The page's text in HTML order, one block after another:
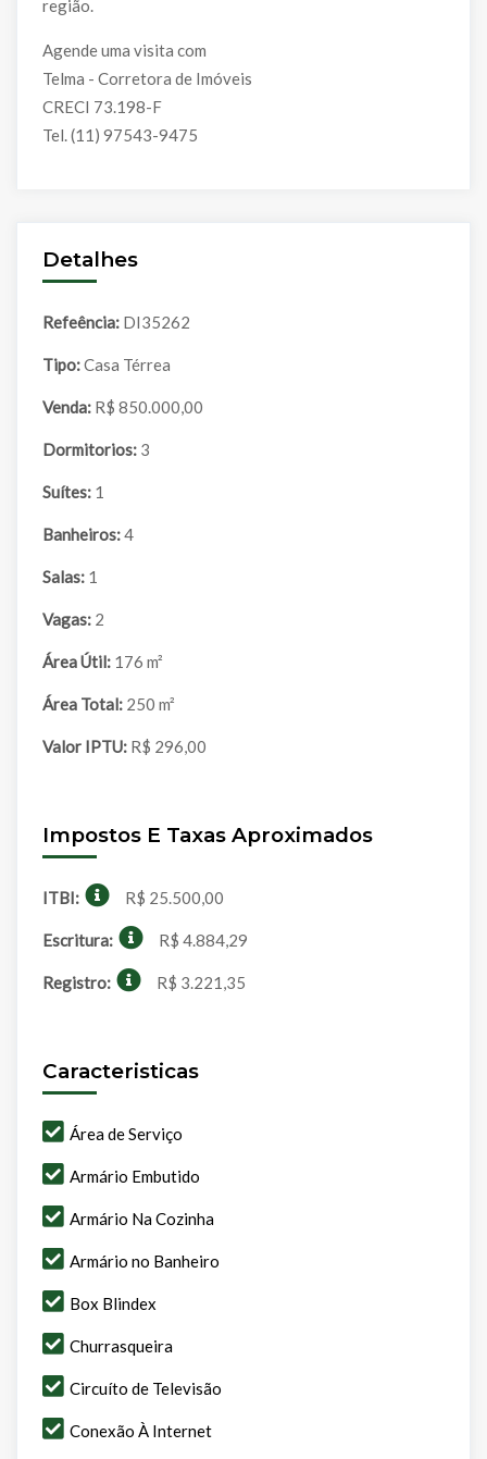
região.
Agende uma visita com
Telma - Corretora de Imóveis
CRECI 73.198-F
Tel. (11) 97543-9475
Detalhes
Refeência: DI35262
Tipo: Casa Térrea
Venda: R$ 850.000,00
Dormitorios: 3
Suítes: 1
Banheiros: 4
Salas: 1
Vagas: 2
Área Útil: 176 m²
Área Total: 250 m²
Valor IPTU: R$ 296,00
Impostos E Taxas Aproximados
ITBI: R$ 25.500,00
Escritura: R$ 4.884,29
Registro: R$ 3.221,35
Caracteristicas
Área de Serviço
Armário Embutido
Armário Na Cozinha
Armário no Banheiro
Box Blindex
Churrasqueira
Circuíto de Televisão
Conexão À Internet